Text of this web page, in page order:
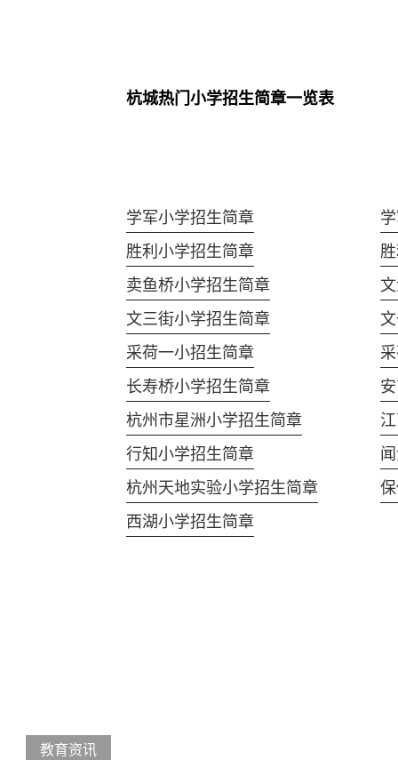
杭城热门小学招生简章一览表
学军小学招生简章
胜利小学招生简章
卖鱼桥小学招生简章
文三街小学招生简章
采荷一小招生简章
长寿桥小学招生简章
杭州市星洲小学招生简章
行知小学招生简章
杭州天地实验小学招生简章
西湖小学招生简章
教育资讯